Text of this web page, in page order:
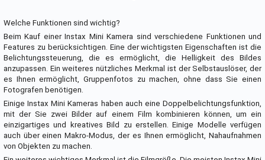
Welche Funktionen sind wichtig?
Beim Kauf einer Instax Mini Kamera sind verschiedene Funktionen und
Features zu berücksichtigen. Eine der wichtigsten Eigenschaften ist die
Belichtungssteuerung, die es ermöglicht, die Helligkeit des Bildes
anzupassen. Ein weiteres nützliches Merkmal ist der Selbstauslöser, der
es Ihnen ermöglicht, Gruppenfotos zu machen, ohne dass Sie einen
Fotografen benötigen.
Einige Instax Mini Kameras haben auch eine Doppelbelichtungsfunktion,
mit der Sie zwei Bilder auf einem Film kombinieren können, um ein
einzigartiges und kreatives Bild zu erstellen. Einige Modelle verfügen
auch über einen Makro-Modus, der es Ihnen ermöglicht, Nahaufnahmen
von Objekten zu machen.